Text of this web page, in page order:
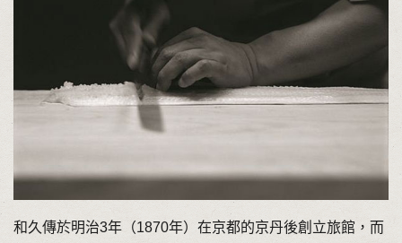
和久傳於明治3年（1870年）在京都的京丹後創立旅館，而